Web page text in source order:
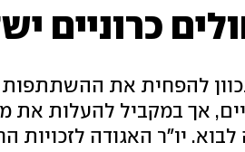
כרוניים
להפחית את ההשתתפות
אך במקביל להעלות את
יו"ר האגודה לזכויות